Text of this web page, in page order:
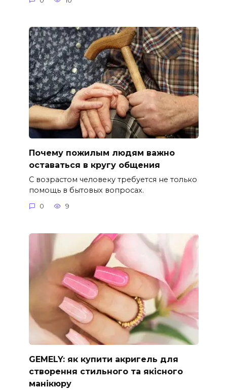
Почему пожилым людям важно
оставаться в кругу общения
С возрастом человеку требуется не только
помощь в бытовых вопросах.
0 9
GEMELY: як купити акригель для
створення стильного та якісного
манікюру